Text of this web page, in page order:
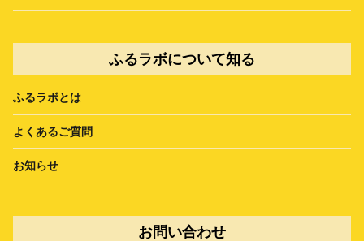
ふるラボについて知る
ふるラボとは
よくあるご質問
お知らせ
お問い合わせ